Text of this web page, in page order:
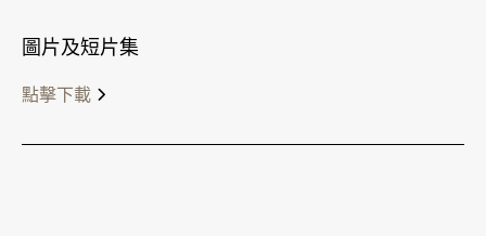
圖片及短片集
點擊下載